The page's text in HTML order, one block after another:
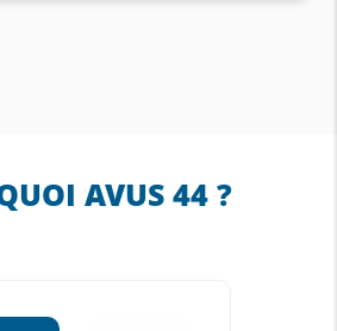
AVUS 44 ?